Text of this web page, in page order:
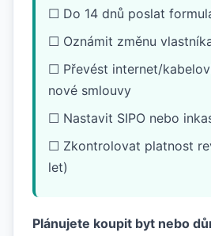
☐ Do 14 dnů poslat
☐ Oznámit změnu
☐ Převést internet/
nové smlouvy
☐ Nastavit SIPO nebo
☐ Zkontrolovat platnost
let)
Plánujete koupit byt nebo